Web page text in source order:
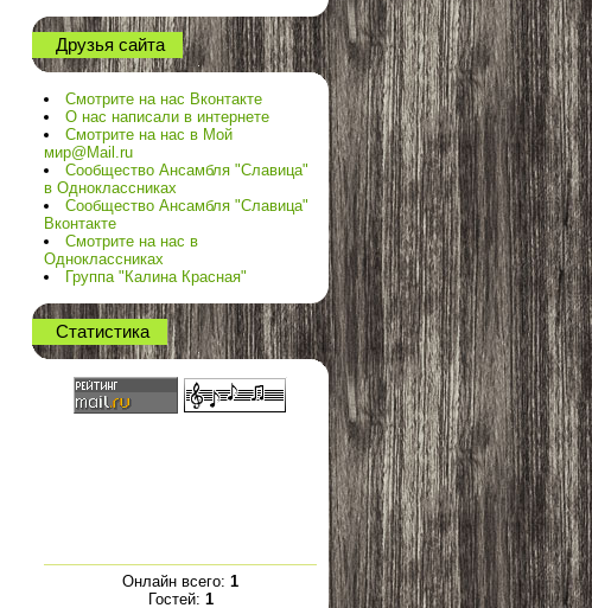
Друзья сайта
Смотрите на нас Вконтакте
О нас написали в интернете
Смотрите на нас в Мой
мир@Mail.ru
Сообщество Ансамбля "Славица"
в Одноклассниках
Сообщество Ансамбля "Славица"
Вконтакте
Смотрите на нас в
Одноклассниках
Группа "Калина Красная"
Статистика
Онлайн всего: 1
Гостей: 1